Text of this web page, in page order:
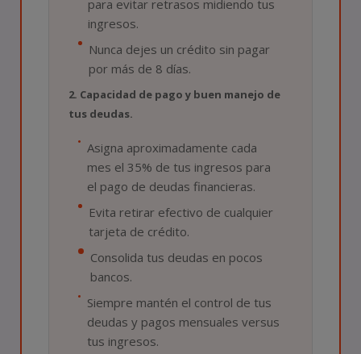
para evitar retrasos midiendo tus
ingresos.
Nunca dejes un crédito sin pagar
por más de 8 días.
2. Capacidad de pago y buen manejo de
tus deudas.
Asigna aproximadamente cada
mes el 35% de tus ingresos para
el pago de deudas financieras.
Evita retirar efectivo de cualquier
tarjeta de crédito.
Consolida tus deudas en pocos
bancos.
Siempre mantén el control de tus
deudas y pagos mensuales versus
tus ingresos.